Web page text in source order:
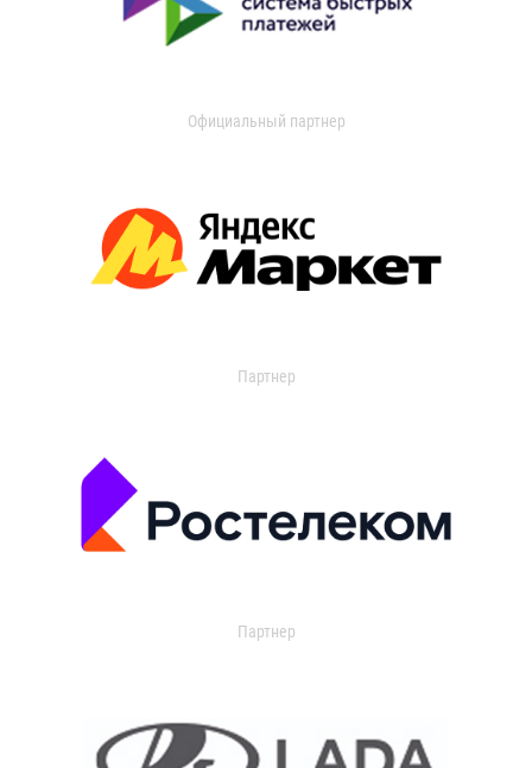
Официальный партнер
Партнер
Партнер